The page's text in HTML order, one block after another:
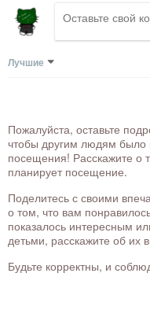
Лучшие
Пожалуйста, оставьте
чтобы другим людям
посещения! Расскажите о
планирует посещение.
Поделитесь с своими
о том, что вам
показалось интересным
детьми, расскажите об их
Будьте корректны, и